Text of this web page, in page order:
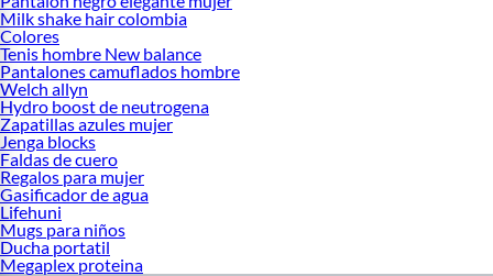
Milk shake hair colombia
Colores
Tenis hombre New balance
Pantalones camuflados hombre
Welch allyn
Hydro boost de neutrogena
Zapatillas azules mujer
Jenga blocks
Faldas de cuero
Regalos para mujer
Gasificador de agua
Lifehuni
Mugs para niños
Ducha portatil
Megaplex proteina